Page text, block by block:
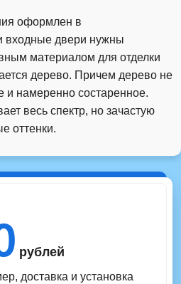
оформлен в
входные двери нужны
материалом для отделки
дерево. Причем дерево не
намеренно состаренное.
весь спектр, но зачастую
оттенки.
рублей
доставка и установка